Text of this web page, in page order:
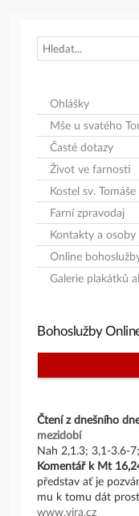
Search
Ohlášky
Mše u svatého
Časté dotazy
Život ve farnosti
Kostel sv. Tomáše
Farní zpravodaj
Kontakty a osoby
Online
Galerie plakátků
Bohoslužby
Čtení z dnešního
mezidobí
Nah 2,1.3; 3,1-3.6-7;
Komentář k Mt
představ ať je
mu k tomu dát
www.vira.cz